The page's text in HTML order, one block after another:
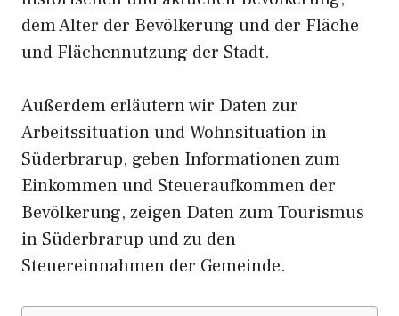
dem Alter der Bevölkerung und der Fläche
und Flächennutzung der Stadt.
Außerdem erläutern wir Daten zur
Arbeitssituation und Wohnsituation in
Süderbrarup, geben Informationen zum
Einkommen und Steueraufkommen der
Bevölkerung, zeigen Daten zum Tourismus
in Süderbrarup und zu den
Steuereinnahmen der Gemeinde.